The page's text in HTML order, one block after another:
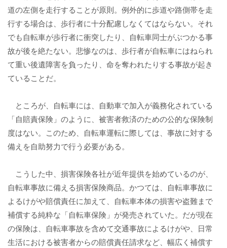
道の左側を走行することが原則。例外的に歩道や路側帯を走
行する場合は、歩行者に十分配慮しなくてはならない。それ
でも自転車が歩行者に衝突したり、自転車同士がぶつかる事
故が後を絶たない。悲惨なのは、歩行者が自転車にはねられ
て重い後遺障害を負ったり、命を奪われたりする事故が起き
ていることだ。
ところが、自転車には、自動車で加入が義務化されている
「自賠責保険」のように、被害者救済のための公的な保険制
度はない。このため、自転車運転に際しては、事故に対する
備えを自助努力で行う必要がある。
こうした中、損害保険各社が近年提供を始めているのが、
自転車事故に備える損害保険商品。かつては、自転車事故に
よるけがや賠償責任に加えて、自転車本体の損害や盗難まで
補償する純粋な「自転車保険」が発売されていた。だが現在
の保険は、自転車事故を含めて交通事故によるけがや、日常
生活における被害者からの賠償責任請求など、幅広く補償す